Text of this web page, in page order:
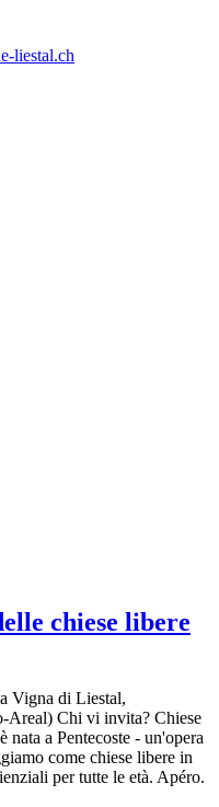
liestal.ch
chiese libere
Vigna di Liestal,
Areal) Chi vi invita? Chiese
nata a Pentecoste - un'opera
come chiese libere in
per tutte le età. Apéro.